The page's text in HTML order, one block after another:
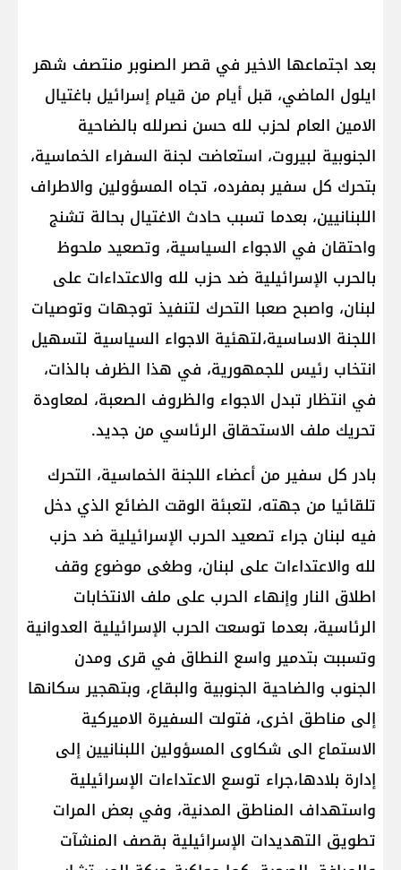
بعد اجتماعها الاخير في قصر الصنوبر منتصف شهر
ايلول الماضي، قبل أيام من قيام إسرائيل باغتيال
الامين العام لحزب لله حسن نصرلله بالضاحية
الجنوبية لبيروت، استعاضت لجنة السفراء الخماسية،
بتحرك كل سفير بمفرده، تجاه المسؤولين والاطراف
اللبنانيين، بعدما تسبب حادث الاغتيال بحالة تشنج
واحتقان في الاجواء السياسية، وتصعيد ملحوظ
بالحرب الإسرائيلية ضد حزب لله والاعتداءات على
لبنان، واصبح صعبا التحرك لتنفيذ توجهات وتوصيات
اللجنة الاساسية،لتهئية الاجواء السياسية لتسهيل
انتخاب رئيس للجمهورية، في هذا الظرف بالذات،
في انتظار تبدل الاجواء والظروف الصعبة، لمعاودة
تحريك ملف الاستحقاق الرئاسي من جديد.
بادر كل سفير من أعضاء اللجنة الخماسية، التحرك
تلقائيا من جهته، لتعبئة الوقت الضائع الذي دخل
فيه لبنان جراء تصعيد الحرب الإسرائيلية ضد حزب
لله والاعتداءات على لبنان، وطغى موضوع وقف
اطلاق النار وإنهاء الحرب على ملف الانتخابات
الرئاسية، بعدما توسعت الحرب الإسرائيلية العدوانية
وتسببت بتدمير واسع النطاق في قرى ومدن
الجنوب والضاحية الجنوبية والبقاع، وبتهجير سكانها
إلى مناطق اخرى، فتولت السفيرة الاميركية
الاستماع الى شكاوى المسؤولين اللبنانيين إلى
إدارة بلادها،جراء توسع الاعتداءات الإسرائيلية
واستهداف المناطق المدنية، وفي بعض المرات
تطويق التهديدات الإسرائيلية بقصف المنشآت